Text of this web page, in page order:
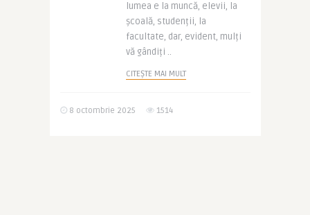
lumea e la muncă, elevii, la
școală, studenții, la
facultate, dar, evident, mulți
vă gândiți ..
CITEȘTE MAI MULT
8 octombrie 2025 1514